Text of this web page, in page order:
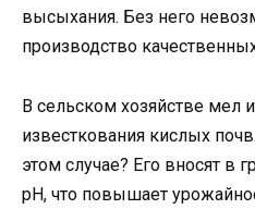
высыхания. Без него
производство
В сельском хозяйстве мел
известкования кислых
этом случае? Его вносят в
pH, что повышает